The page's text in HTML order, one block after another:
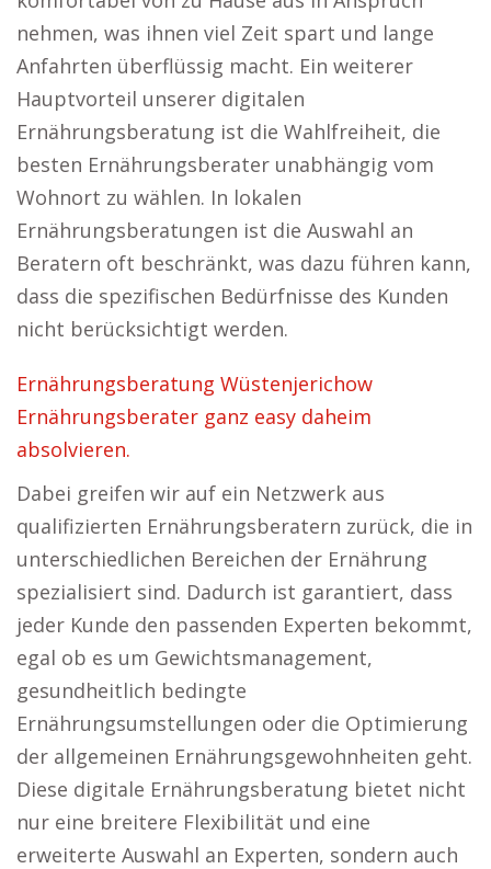
nehmen, was ihnen viel Zeit spart und lange
Anfahrten überflüssig macht. Ein weiterer
Hauptvorteil unserer digitalen
Ernährungsberatung ist die Wahlfreiheit, die
besten Ernährungsberater unabhängig vom
Wohnort zu wählen. In lokalen
Ernährungsberatungen ist die Auswahl an
Beratern oft beschränkt, was dazu führen kann,
dass die spezifischen Bedürfnisse des Kunden
nicht berücksichtigt werden.
Ernährungsberatung Wüstenjerichow
Ernährungsberater ganz easy daheim
absolvieren.
Dabei greifen wir auf ein Netzwerk aus
qualifizierten Ernährungsberatern zurück, die in
unterschiedlichen Bereichen der Ernährung
spezialisiert sind. Dadurch ist garantiert, dass
jeder Kunde den passenden Experten bekommt,
egal ob es um Gewichtsmanagement,
gesundheitlich bedingte
Ernährungsumstellungen oder die Optimierung
der allgemeinen Ernährungsgewohnheiten geht.
Diese digitale Ernährungsberatung bietet nicht
nur eine breitere Flexibilität und eine
erweiterte Auswahl an Experten, sondern auch